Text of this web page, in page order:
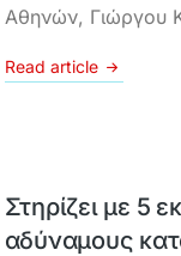
Αθηνών, Γιώργου
Read article
Στηρίζει με 5
αδύναμους